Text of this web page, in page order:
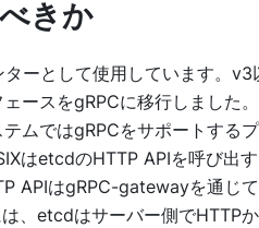
きか
ーとして使用しています。v3
ースをgRPCに移行しました
ムではgRPCをサポートする
はetcdのHTTP APIを呼び出
APIはgRPC-gatewayを通じ
、etcdはサーバー側でHTTP